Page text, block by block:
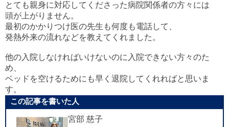
とても親身に対応してくださった病院関係者の方々には
頭が上がりません。
最初のかかりつけ医の先生も何度も電話して、
発熱外来の流れなどを教えてくれました。
他の入院しなければいけないのに入院できない方々のた
め、
ベッドを空けるためにも早く退院してくれればと思いま
す。
この記事を書いた人
宮部 慈子